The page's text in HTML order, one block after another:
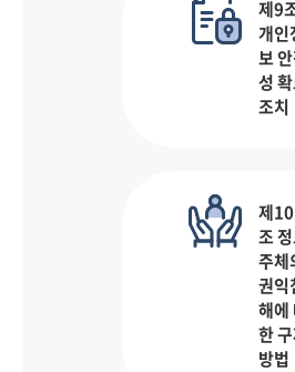
제9
개인
보
성
조치
제10
조
주체
권익
해에
한
방법